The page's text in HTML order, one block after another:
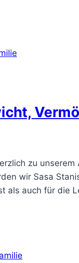
zu
wir Sasa
als auch für die